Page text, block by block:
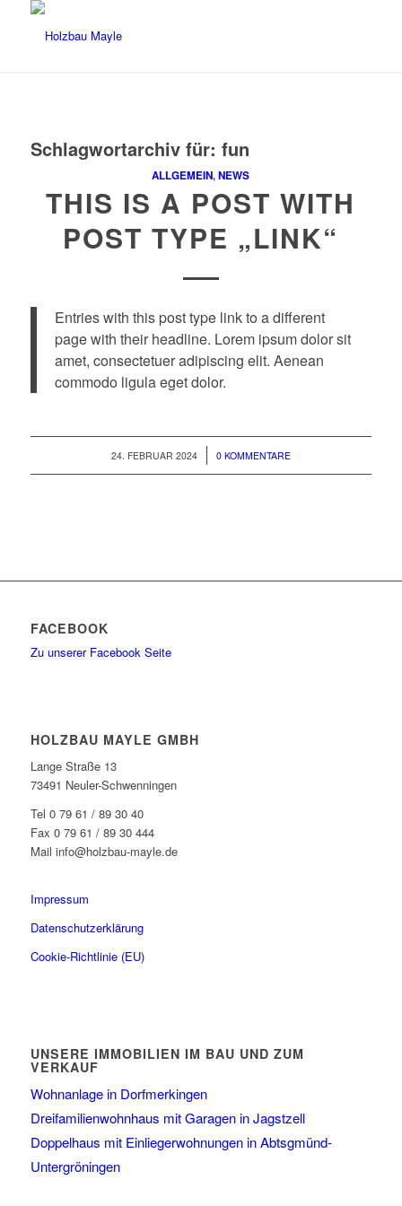
Schlagwortarchiv für: fun
ALLGEMEIN,NEWS
THIS IS A POST WITH
POST TYPE „LINK“
Entries with this post type link to a different
page with their headline. Lorem ipsum dolor sit
amet, consectetuer adipiscing elit. Aenean
commodo ligula eget dolor.
24. FEBRUAR 2024
/ 0 KOMMENTARE
FACEBOOK
Zu unserer Facebook Seite
HOLZBAU MAYLE GMBH
Lange Straße 13
73491 Neuler-Schwenningen
Tel 0 79 61 / 89 30 40
Fax 0 79 61 / 89 30 444
Mail info@holzbau-mayle.de
Impressum
Datenschutzerklärung
Cookie-Richtlinie (EU)
UNSERE IMMOBILIEN IM BAU UND ZUM
VERKAUF
Wohnanlage in Dorfmerkingen
Dreifamilienwohnhaus mit Garagen in Jagstzell
Doppelhaus mit Einliegerwohnungen in Abtsgmünd-
Untergröningen